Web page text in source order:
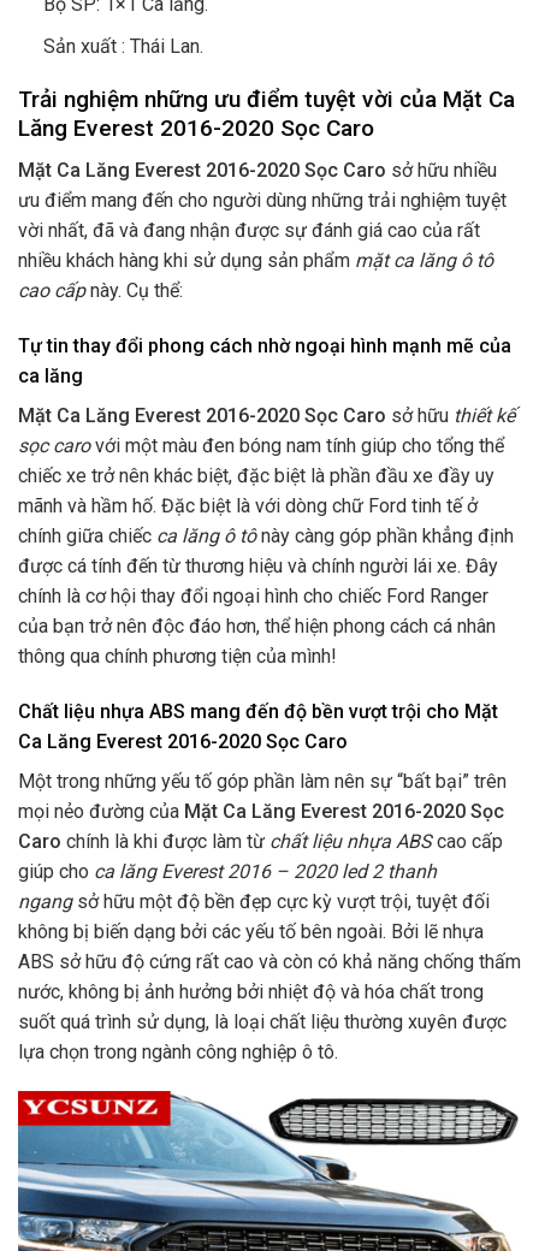
Sản xuất : Thái Lan.
Trải nghiệm những ưu điểm tuyệt vời của Mặt Ca
Lăng Everest 2016-2020 Sọc Caro
Mặt Ca Lăng Everest 2016-2020 Sọc Caro sở hữu nhiều
ưu điểm mang đến cho người dùng những trải nghiệm tuyệt
vời nhất, đã và đang nhận được sự đánh giá cao của rất
nhiều khách hàng khi sử dụng sản phẩm mặt ca lăng ô tô
cao cấpnày. Cụ thể:
Tự tin thay đổi phong cách nhờ ngoại hình mạnh mẽ của
ca lăng
Mặt Ca Lăng Everest 2016-2020 Sọc Caro sở hữu thiết kế
sọc carovới một màu đen bóng nam tính giúp cho tổng thể
chiếc xe trở nên khác biệt, đặc biệt là phần đầu xe đầy uy
mãnh và hầm hố. Đặc biệt là với dòng chữ Ford tinh tế ở
chính giữa chiếc ca lăng ô tônày càng góp phần khẳng định
được cá tính đến từ thương hiệu và chính người lái xe. Đây
chính là cơ hội thay đổi ngoại hình cho chiếc Ford Ranger
của bạn trở nên độc đáo hơn, thể hiện phong cách cá nhân
thông qua chính phương tiện của mình!
Chất liệu nhựa ABS mang đến độ bền vượt trội cho Mặt
Ca Lăng Everest 2016-2020 Sọc Caro
Một trong những yếu tố góp phần làm nên sự “bất bại” trên
mọi nẻo đường của Mặt Ca Lăng Everest 2016-2020 Sọc
Caro chính là khi được làm từ chất liệu nhựa ABScao cấp
giúp cho ca lăng Everest 2016 – 2020 led 2 thanh
ngangsở hữu một độ bền đẹp cực kỳ vượt trội, tuyệt đối
không bị biến dạng bởi các yếu tố bên ngoài. Bởi lẽ nhựa
ABS sở hữu độ cứng rất cao và còn có khả năng chống thấm
nước, không bị ảnh hưởng bởi nhiệt độ và hóa chất trong
suốt quá trình sử dụng, là loại chất liệu thường xuyên được
lựa chọn trong ngành công nghiệp ô tô.